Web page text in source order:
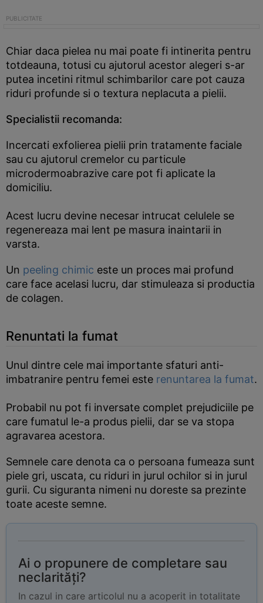
Chiar daca pielea nu mai poate fi intinerita pentru
totdeauna, totusi cu ajutorul acestor alegeri s-ar
putea incetini ritmul schimbarilor care pot cauza
riduri profunde si o textura neplacuta a pielii.
Specialistii recomanda:
Incercati exfolierea pielii prin tratamente faciale
sau cu ajutorul cremelor cu particule
microdermoabrazive care pot fi aplicate la
domiciliu.
Acest lucru devine necesar intrucat celulele se
regenereaza mai lent pe masura inaintarii in
varsta.
Un peeling chimic este un proces mai profund
care face acelasi lucru, dar stimuleaza si productia
de colagen.
Renuntati la fumat
Unul dintre cele mai importante sfaturi anti-
imbatranire pentru femei este renuntarea la fumat.
Probabil nu pot fi inversate complet prejudiciile pe
care fumatul le-a produs pielii, dar se va stopa
agravarea acestora.
Semnele care denota ca o persoana fumeaza sunt
piele gri, uscata, cu riduri in jurul ochilor si in jurul
gurii. Cu siguranta nimeni nu doreste sa prezinte
toate aceste semne.
Ai o propunere de completare sau
neclarități?
In cazul in care articolul nu a acoperit in totalitate